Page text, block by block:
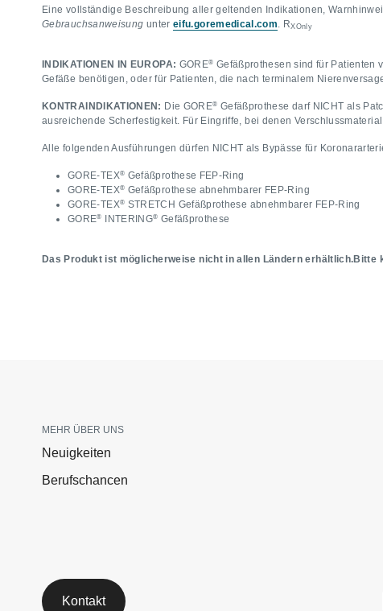
Eine vollständige Beschreibung aller geltenden Indikationen,
Gebrauchsanweisung untereifu.goremedical.com. RXOnly
INDIKATIONEN IN EUROPA: GORE® Gefäßprothesen sind für Patienten
Gefäße benötigen, oder für Patienten, die nach terminalem
KONTRAINDIKATIONEN: Die GORE® Gefäßprothese darf NICHT als
ausreichende Scherfestigkeit. Für Eingriffe, bei denen
Alle folgenden Ausführungen dürfen NICHT als Bypässe für
GORE-TEX® Gefäßprothese FEP-Ring
GORE-TEX® Gefäßprothese abnehmbarer FEP-Ring
GORE-TEX® STRETCH Gefäßprothese abnehmbarer FEP-Ring
GORE® INTERING® Gefäßprothese
Das Produkt ist möglicherweise nicht in allen Ländern
MEHR ÜBER UNS
Neuigkeiten
Berufschancen
Kontakt